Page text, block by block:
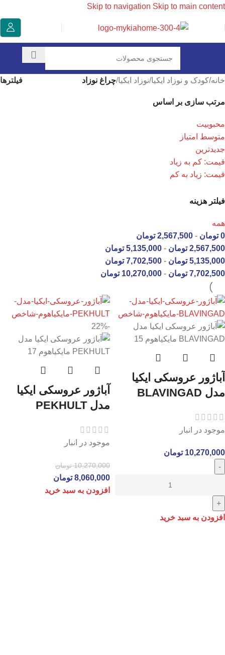
Skip to navigation Skip to main content
خانه/کودک و نوزاد ایکیا/نوزاد ایکیا/چراغ نوزاد فیلترها
مرتب سازی بر اساس
محبوبیت
متوسط امتیاز
جدیدترین
قیمت: کم به زیاد
قیمت: زیاد به کم
فیلتر هزینه
همه
0 تومان -
2,567,500 تومان
2,567,500 تومان -
5,135,000 تومان
5,135,000 تومان -
7,702,500 تومان
7,702,500 تومان -
10,270,000 تومان
آباژور عروسکی ایکیا
مدل BLAVINGAD
موجود در انبار
10,270,000 تومان
افزودن به سبد خرید
-22%
آباژور عروسکی ایکیا
مدل PEKHULT
موجود در انبار
10,270,000 تومان
8,060,000 تومان
افزودن به سبد خرید